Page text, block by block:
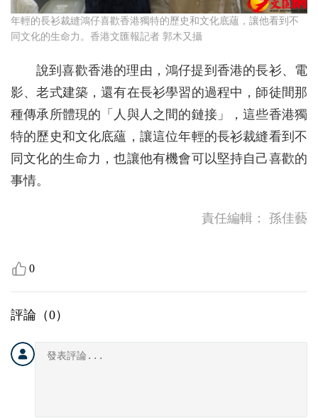
年輕的長衫裁縫鴻仔喜歡香港獨特的歷史和文化底蘊，讓他看到不
同文化的生命力。香港文匯報記者 郭木又攝
說到喜歡香港的理由，鴻仔提到香港的長衫、電
影、老式建築，還有在長衫學習的過程中，師徒間那
種傳承所體現的「人與人之間的鏈接」，這些香港獨
特的歷史和文化底蘊，讓這位年輕的長衫裁縫看到不
同文化的生命力，也讓他有機會可以堅持自己喜歡的
事情。
責任編輯： 孫佳藝
0
評論（0）